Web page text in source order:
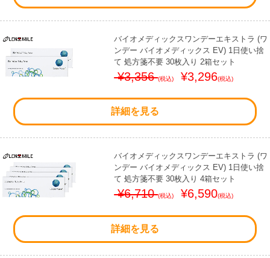
バイオメディックスワンデーエキストラ (ワ
ンデー バイオメディックス EV) 1日使い捨
て 処方箋不要 30枚入り 2箱セット
¥3,356(税込) ¥3,296(税込)
詳細を見る
バイオメディックスワンデーエキストラ (ワ
ンデー バイオメディックス EV) 1日使い捨
て 処方箋不要 30枚入り 4箱セット
¥6,710(税込) ¥6,590(税込)
詳細を見る